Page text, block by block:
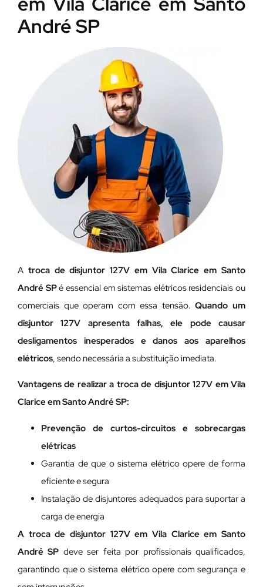
André SP
A troca de disjuntor 127V em Vila Clarice em Santo
André SPé essencial em sistemas elétricos residenciais ou
comerciais que operam com essa tensão.Quando um
disjuntor 127V apresenta falhas, ele pode causar
desligamentos inesperados e danos aos aparelhos
elétricos, sendo necessária a substituição imediata.
Vantagens de realizar a troca de disjuntor 127V em Vila
Clarice em Santo André SP:
Prevenção de curtos-circuitos e sobrecargas
elétricas
Garantia de que o sistema elétrico opere de forma
eficiente e segura
Instalação de disjuntores adequados para suportar a
carga de energia
A troca de disjuntor 127V em Vila Clarice em Santo
André SP deve ser feita por profissionais qualificados,
garantindo que o sistema elétrico opere com segurança e